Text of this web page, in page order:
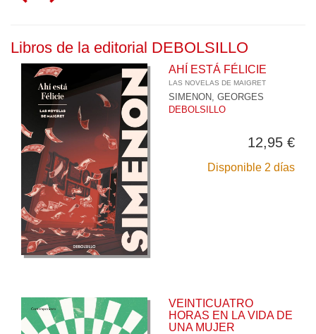
Libros de la editorial DEBOLSILLO
AHÍ ESTÁ FÉLICIE
LAS NOVELAS DE MAIGRET
SIMENON, GEORGES
DEBOLSILLO
12,95 €
Disponible 2 días
VEINTICUATRO
HORAS EN LA VIDA DE
UNA MUJER